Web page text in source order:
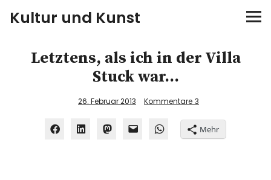
Kultur und Kunst
Letztens, als ich in der Villa
Stuck war…
26. Februar 2013 Kommentare 3
Mehr